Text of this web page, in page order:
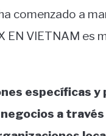
comenzado a
EN VIETNAM
específicas
a